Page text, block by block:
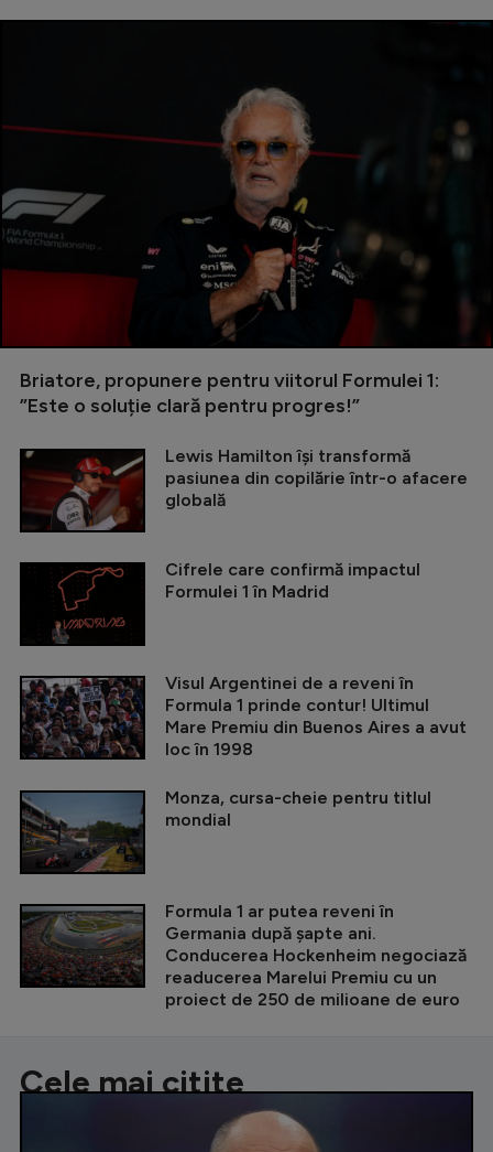
Briatore, propunere pentru viitorul Formulei 1:
”Este o soluție clară pentru progres!”
Lewis Hamilton își transformă
pasiunea din copilărie într-o afacere
globală
Cifrele care confirmă impactul
Formulei 1 în Madrid
Visul Argentinei de a reveni în
Formula 1 prinde contur! Ultimul
Mare Premiu din Buenos Aires a avut
loc în 1998
Monza, cursa-cheie pentru titlul
mondial
Formula 1 ar putea reveni în
Germania după șapte ani.
Conducerea Hockenheim negociază
readucerea Marelui Premiu cu un
proiect de 250 de milioane de euro
Cele mai citite